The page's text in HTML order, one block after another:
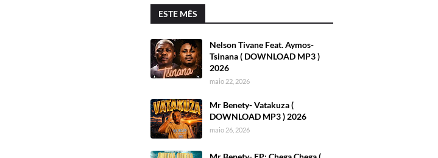
ESTE MÊS
Nelson Tivane Feat. Aymos-
Tsinana ( DOWNLOAD MP3 )
2026
maio 22, 2026
Mr Benety- Vatakuza (
DOWNLOAD MP3 ) 2026
maio 26, 2026